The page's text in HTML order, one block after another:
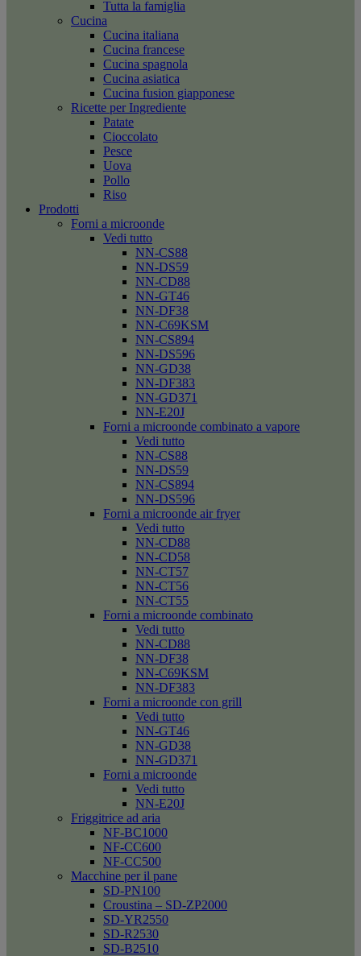
Tutta la famiglia
Cucina
Cucina italiana
Cucina francese
Cucina spagnola
Cucina asiatica
Cucina fusion giapponese
Ricette per Ingrediente
Patate
Cioccolato
Pesce
Uova
Pollo
Riso
Prodotti
Forni a microonde
Vedi tutto
NN-CS88
NN-DS59
NN-CD88
NN-GT46
NN-DF38
NN-C69KSM
NN-CS894
NN-DS596
NN-GD38
NN-DF383
NN-GD371
NN-E20J
Forni a microonde combinato a vapore
Vedi tutto
NN-CS88
NN-DS59
NN-CS894
NN-DS596
Forni a microonde air fryer
Vedi tutto
NN-CD88
NN-CD58
NN-CT57
NN-CT56
NN-CT55
Forni a microonde combinato
Vedi tutto
NN-CD88
NN-DF38
NN-C69KSM
NN-DF383
Forni a microonde con grill
Vedi tutto
NN-GT46
NN-GD38
NN-GD371
Forni a microonde
Vedi tutto
NN-E20J
Friggitrice ad aria
NF-BC1000
NF-CC600
NF-CC500
Macchine per il pane
SD-PN100
Croustina – SD-ZP2000
SD-YR2550
SD-R2530
SD-B2510